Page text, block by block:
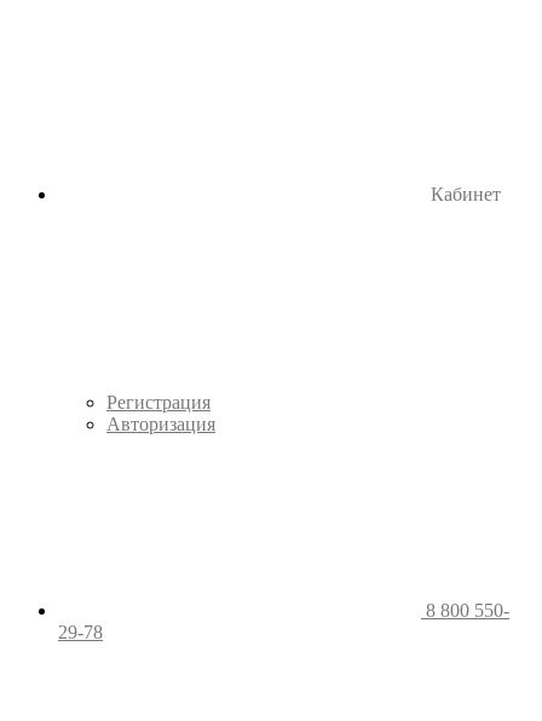
Кабинет
Регистрация
Авторизация
8 800 550-
29-78